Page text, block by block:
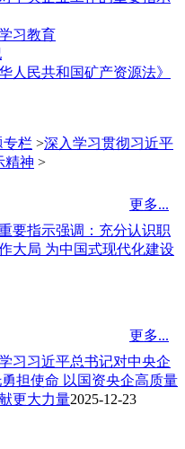
习教育
人民共和国矿产资源法》
专栏 >深入学习贯彻习近平
精神 >
更多...
要指示强调：充分认识职
大局 为中国式现代化建设
更多...
习习近平总书记对中央企
担使命 以国资央企高质量
更大力量2025-12-23